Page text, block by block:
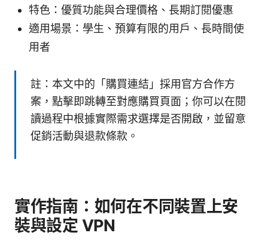
特色：優質功能與合理價格、長期訂閱優惠
適用場景：學生、預算有限的用戶、長時間使
用者
註：本文中的「購買連結」採用官方合作方
案，點擊即跳轉至對應購買頁面；你可以在閱
讀過程中根據實際需求選擇是否開啟，並留意
促銷活動與退款條款。
實作指南：如何在不同裝置上安
裝與設定 VPN